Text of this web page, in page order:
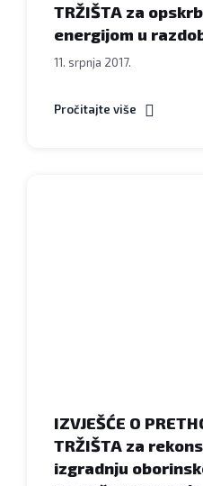
TRŽIŠTA za
energijom u
11. srpnja 2017.
Pročitajte više
IZVJEŠĆE O
TRŽIŠTA za
izgradnju